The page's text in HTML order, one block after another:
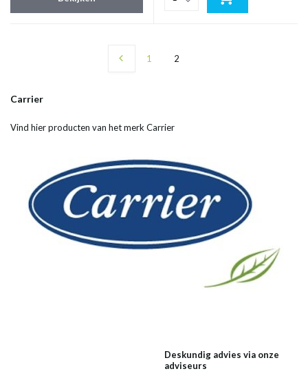
1 2
Carrier
Vind hier producten van het merk Carrier
Deskundig advies via onze
adviseurs